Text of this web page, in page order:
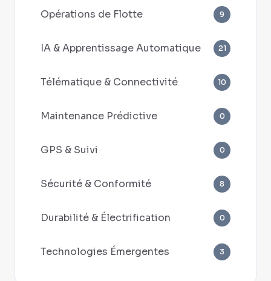
Opérations de Flotte 9
IA & Apprentissage Automatique 21
Télématique & Connectivité 10
Maintenance Prédictive 0
GPS & Suivi 0
Sécurité & Conformité 8
Durabilité & Électrification 0
Technologies Émergentes 3